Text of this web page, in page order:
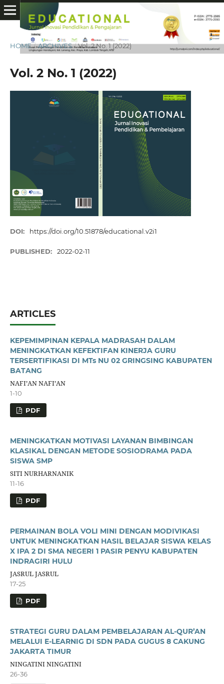
HOME / ARCHIVES / Vol. 2 No. 1 (2022)
Vol. 2 No. 1 (2022)
DOI: https://doi.org/10.51878/educational.v2i1
PUBLISHED: 2022-02-11
ARTICLES
KEPEMIMPINAN KEPALA MADRASAH DALAM
MENINGKATKAN KEFEKTIFAN KINERJA GURU
TERSERTIFIKASI DI MTs NU 02 GRINGSING KABUPATEN
BATANG
NAFI’AN NAFI’AN
1-10
PDF
MENINGKATKAN MOTIVASI LAYANAN BIMBINGAN
KLASIKAL DENGAN METODE SOSIODRAMA PADA
SISWA SMP
SITI NURHARNANIK
11-16
PDF
PERMAINAN BOLA VOLI MINI DENGAN MODIVIKASI
UNTUK MENINGKATKAN HASIL BELAJAR SISWA KELAS
X IPA 2 DI SMA NEGERI 1 PASIR PENYU KABUPATEN
INDRAGIRI HULU
JASRUL JASRUL
17-25
PDF
STRATEGI GURU DALAM PEMBELAJARAN AL-QUR’AN
MELALUI E-LEARNIG DI SDN PADA GUGUS 8 CAKUNG
JAKARTA TIMUR
NINGATINI NINGATINI
26-36